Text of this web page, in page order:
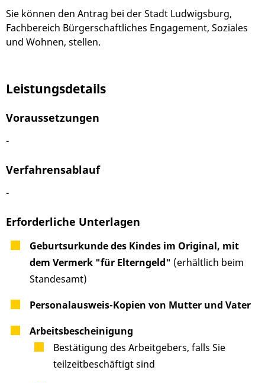
Sie können den Antrag bei der Stadt Ludwigsburg,
Fachbereich Bürgerschaftliches Engagement, Soziales
und Wohnen, stellen.
Leistungsdetails
Voraussetzungen
-
Verfahrensablauf
-
Erforderliche Unterlagen
Geburtsurkunde des Kindes im Original, mit
dem Vermerk "für Elterngeld" (erhältlich beim
Standesamt)
Personalausweis-Kopien von Mutter und Vater
Arbeitsbescheinigung
Bestätigung des Arbeitgebers, falls Sie
teilzeitbeschäftigt sind